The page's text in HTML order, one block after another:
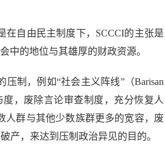
自由民主制度下，SCCCI的主张是
中的地位与其雄厚的财政资源。
制，例如“社会主义阵线”（Barisan
，废除言论审查制度，充分恢复人
人群与其他少数族群更多的宽容，废
产，来达到压制政治异见的目的。